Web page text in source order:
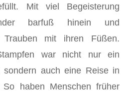
Mit viel Begeisterung
barfuß hinein und
Trauben mit ihren Füßen.
war nicht nur ein
sondern auch eine Reise in
So haben Menschen früher